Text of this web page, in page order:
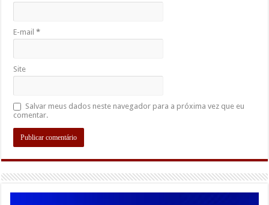
E-mail*
Site
Salvar meus dados neste navegador para a próxima vez que eu
comentar.